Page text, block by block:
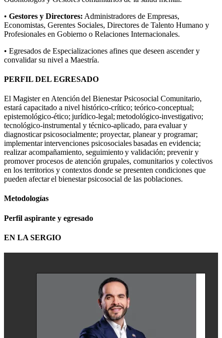
• Gestores y Directores: Administradores de Empresas,
Economistas, Gerentes Sociales, Directores de Talento Humano y
Profesionales en Gobierno o Relaciones Internacionales.
• Egresados de Especializaciones afines que deseen ascender y
convalidar su nivel a Maestría.
PERFIL DEL EGRESADO
El Magister en Atención del Bienestar Psicosocial Comunitario,
estará capacitado a nivel histórico-crítico; teórico-conceptual;
epistemológico-ético; jurídico-legal; metodológico-investigativo;
tecnológico-instrumental y técnico-aplicado, para evaluar y
diagnosticar psicosocialmente; proyectar, planear y programar;
implementar intervenciones psicosociales basadas en evidencia;
realizar acompañamiento, seguimiento y validación; prevenir y
promover procesos de atención grupales, comunitarios y colectivos
en los territorios y contextos donde se presenten condiciones que
pueden afectar el bienestar psicosocial de las poblaciones.
Metodologías
Perfil aspirante y egresado
EN LA SERGIO